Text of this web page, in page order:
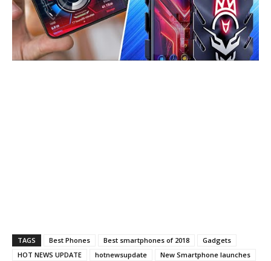
TAGS Best Phones Best smartphones of 2018
Gadgets
HOT NEWS UPDATE
hotnewsupdate
New Smartphone launches